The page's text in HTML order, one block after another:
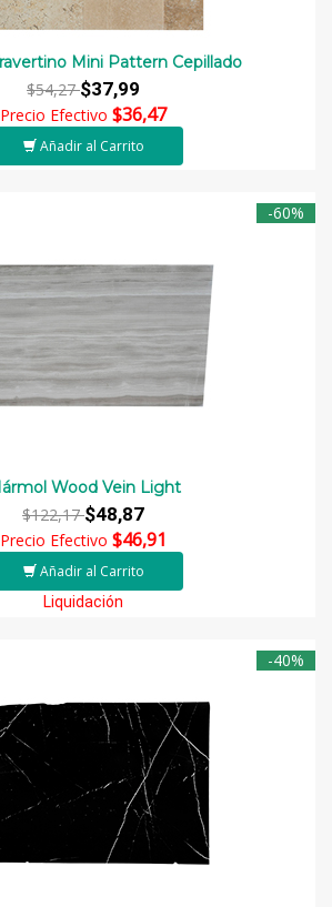
Mini Pattern Cepillado
$54,27$37,99
Precio Efectivo $36,47
Añadir al Carrito
-60%
Wood Vein Light
$122,17$48,87
Precio Efectivo $46,91
Añadir al Carrito
Liquidación
-40%